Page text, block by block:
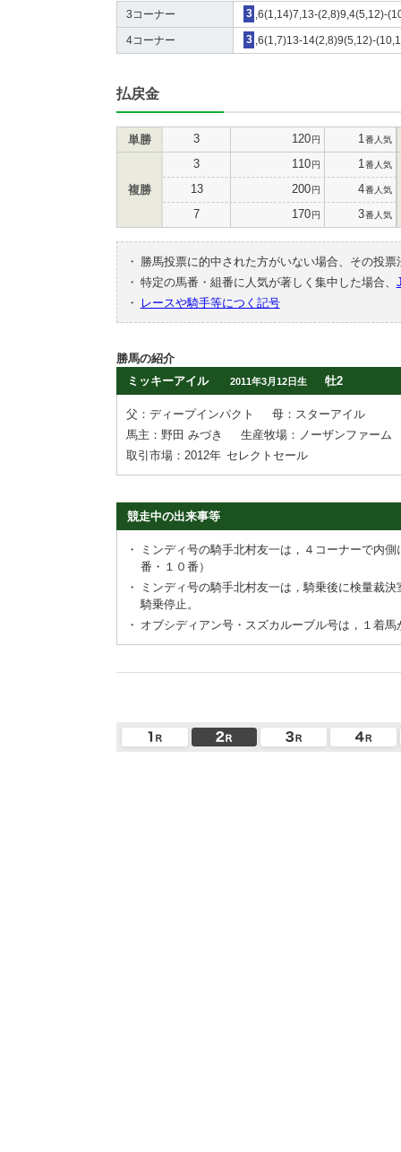
3コーナー 3 ,6(1,14)7,13-(2,8)9,4(5,12)-
4コーナー 3 ,6(1,7)13-14(2,8)9(5,12)-
払戻金
単勝 3 120円 1 番人気
複勝
3 110円 1 番人気
13 200円 4番人気
7 170円 3番人気
・
勝馬投票に的中された方がいない場合、その投
・ 特定の馬番・組番に人気が著しく集中した場合、
・
レースや騎手等につく記号
勝馬の紹介
ミッキーアイル
2011年3月12日生 牡2
父：ディープインパクト
母：スターアイル
馬主：野田 みづき
生産牧場：ノーザンファーム
取引市場：2012年 セレクトセール
競走中の出来事等
・
ミンディ号の騎手北村友一は，４コーナーで内
番・１０番）
・
ミンディ号の騎手北村友一は，騎乗後に検量裁
騎乗停止。
・ オブシディアン号・スズカルーブル号は，１着